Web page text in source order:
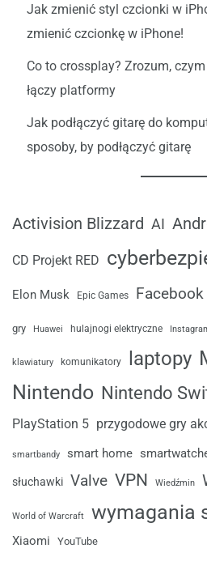
Jak zmienić styl czcionki w
zmienić czcionkę w iPhone!
Co to crossplay? Zrozum,
łączy platformy
Jak podłączyć gitarę do
sposoby, by podłączyć gitarę
Activision Blizzard AI
CD Projekt RED
Elon Musk Epic Games Facebook
gry Huawei hulajnogi elektryczne
klawiatury komunikatory laptopy
Nintendo Nintendo
PlayStation 5 przygodowe gry
smartbandy smart home
słuchawki Valve VPN Wiedźmin
World of Warcraft wymagania
Xiaomi YouTube